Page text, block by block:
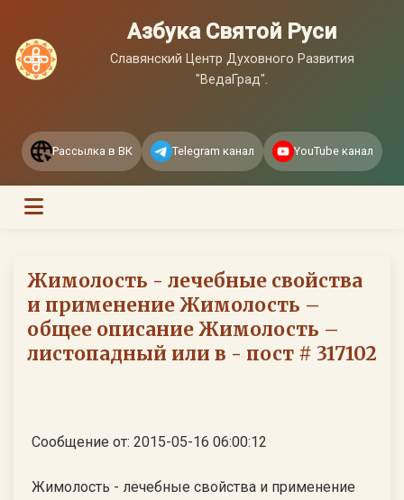
Азбука Святой Руси
Славянский Центр Духовного Развития
"ВедаГрад".
Рассылка в ВК Telegram канал YouTube канал
Жимолость - лечебные свойства
и применение Жимолость –
общее описание Жимолость –
листопадный или в - пост # 317102
Сообщение от: 2015-05-16 06:00:12
Жимолость - лечебные свойства и применение